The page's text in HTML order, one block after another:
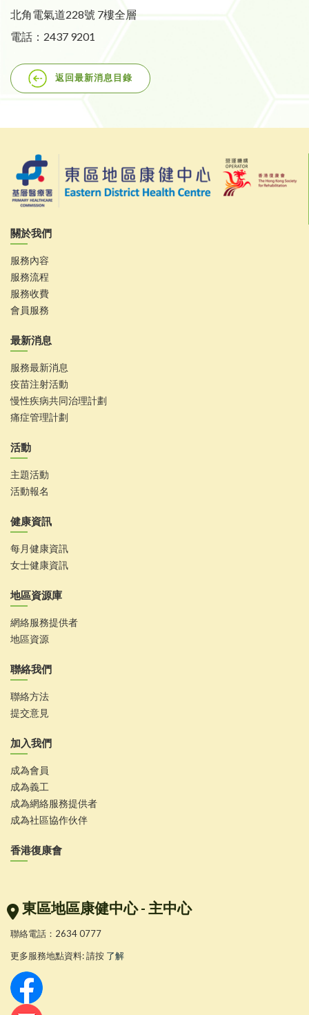
北角電氣道228號 7樓全層
電話：2437 9201
返回最新消息目錄
關於我們
服務內容
服務流程
服務收費
會員服務
最新消息
服務最新消息
疫苗注射活動
慢性疾病共同治理計劃
痛症管理計劃
活動
主題活動
活動報名
健康資訊
每月健康資訊
女士健康資訊
地區資源庫
網絡服務提供者
地區資源
聯絡我們
聯絡方法
提交意見
加入我們
成為會員
成為義工
成為網絡服務提供者
成為社區協作伙伴
香港復康會
東區地區康健中心 - 主中心
聯絡電話：2634 0777
更多服務地點資料: 請按 了解